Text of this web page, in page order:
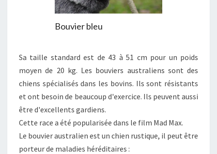
Bouvier bleu
Sa taille standard est de 43 à 51 cm pour un poids
moyen de 20 kg. Les bouviers australiens sont des
chiens spécialisés dans les bovins. Ils sont résistants
et ont besoin de beaucoup d'exercice. Ils peuvent aussi
être d'excellents gardiens.
Cette race a été popularisée dans le film Mad Max.
Le bouvier australien est un chien rustique, il peut être
porteur de maladies héréditaires :